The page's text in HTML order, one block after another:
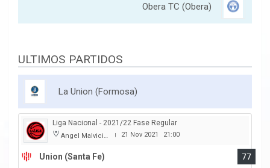
Obera TC (Obera)
ULTIMOS PARTIDOS
La Union (Formosa)
Liga Nacional - 2021/22 Fase Regular
Angel Malvicino | 21 Nov 2021 21:00
Union (Santa Fe)
77